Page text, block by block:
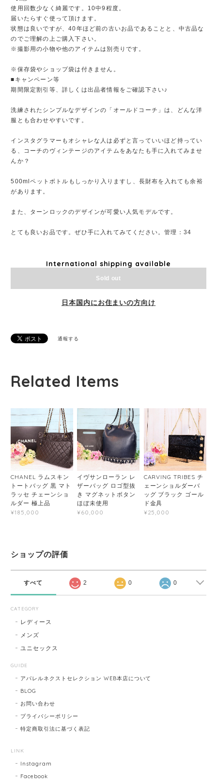
使用回数少なく綺麗です。10中9程度。
届いたらすぐ使って頂けます。
状態は良いですが、40年ほど前の古いお品であることと、中古品な
のでご理解の上ご購入下さい。
※撮影用の小物や他のアイテムは別売りです。
※保存袋やショップ袋は付きません。
■キャンペーン等
期間限定割引等、詳しくは出品者情報をご確認下さい♪
洗練されたシンプルなデザインの「オールドコーチ」は、どんな洋
服とも合わせやすいです。
インスタグラマーもオシャレな人は必ずと言っていいほど持ってい
る、コーチのヴィンテージのアイテムをあなたも手に入れてみませ
んか？
500mlペットボトルもしっかり入りますし、長財布を入れても余裕
があります。
また、ターンロックのデザインが可愛い人気モデルです。
とても良いお品です。ぜひ手に入れてみてください。管理：34
International shipping available
Sold out
日本国内にお住まいの方向け
通報する
Related Items
CHANEL ラムスキン
トートバッグ 黒 マト
ラッセ チェーンショ
ルダー 極上品
¥185,000
イヴサンローラン レ
ザーバッグ ロゴ型抜
き マグネットボタン
ほぼ未使用
¥60,000
CARVING TRIBES チ
ェーンショルダーバ
ッグ ブラック ゴール
ド金具
¥25,000
ショップの評価
すべて 2 0 0
CATEGORY
レディース
メンズ
ユニセックス
GUIDE
アパレルネクストセレクション WEB本店について
BLOG
お問い合わせ
プライバシーポリシー
特定商取引法に基づく表記
LINK
Instagram
Facebook